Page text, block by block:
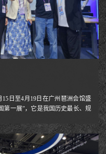
日至4月19日在广州琶洲会馆盛
第一展”，它是我国历史最长、规
，来自全球212个国家和地区的
期增长23.2%。这是NB 泓杰股份
满满。1.作为一家专注于研发、